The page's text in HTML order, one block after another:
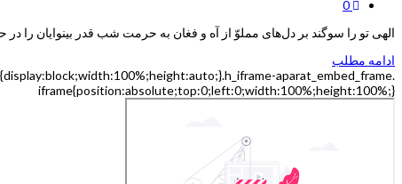
الهی تو را سوگند بر دل‌های مملوّ از آه و فغان به حرمت شب قدر بینوایان
ادامه مطلب
aparat_embed_frame
iframe{position:absolute;top:0;left:0;width:100%;height:100%;}